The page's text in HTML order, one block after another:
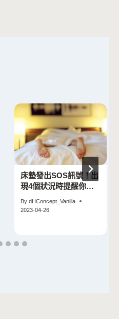
床墊發出SOS訊號！出
現4個狀況時提醒你該
By dHConcept_Vanilla
2023-04-26